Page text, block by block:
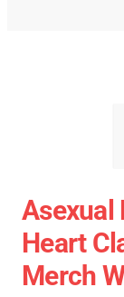
Asexual
Heart
Merch